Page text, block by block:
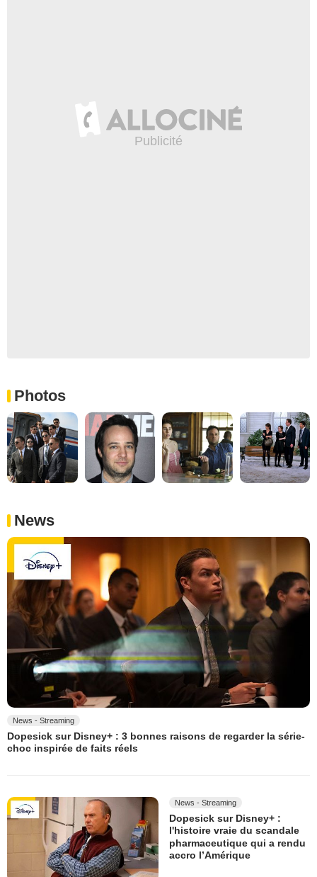
Photos
News
News - Streaming
Dopesick sur Disney+ : 3 bonnes raisons de regarder la série-
choc inspirée de faits réels
News - Streaming
Dopesick sur Disney+ :
l'histoire vraie du scandale
pharmaceutique qui a rendu
accro l’Amérique